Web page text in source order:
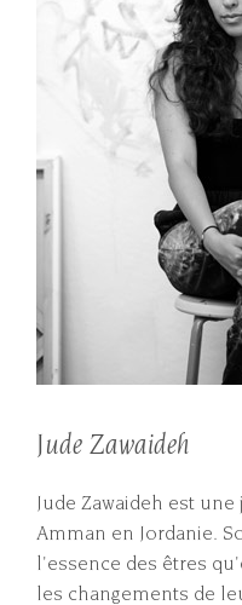
Jude Zawaideh
Jude Zawaideh est
Amman en Jordanie.
l'essence des êtres
les changements de